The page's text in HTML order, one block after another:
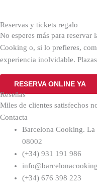
Reservas y tickets regalo
No esperes más para reservar
Cooking o, si lo prefieres,
experiencia inolvidable.
RESERVA ONLINE YA
Reseñas
Miles de clientes satisfechos
Contacta
Barcelona Cooking. La
08002
(+34) 931 191 986
(+34) 676 398 223